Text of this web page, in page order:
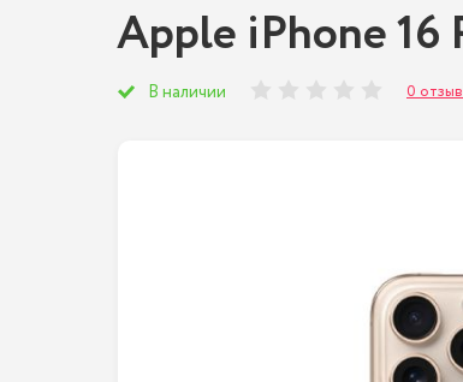
Apple iPhone 16
В наличии 0